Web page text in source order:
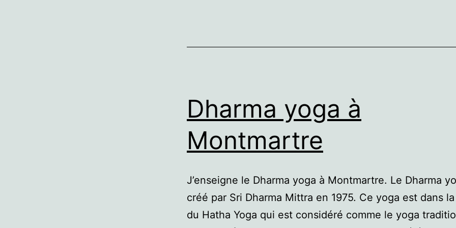
Dharma yoga à
Montmartre
J’enseigne le Dharma yoga à Montmartre. Le Dharma
créé par Sri Dharma Mittra en 1975. Ce yoga est dans
du Hatha Yoga qui est considéré comme le yoga